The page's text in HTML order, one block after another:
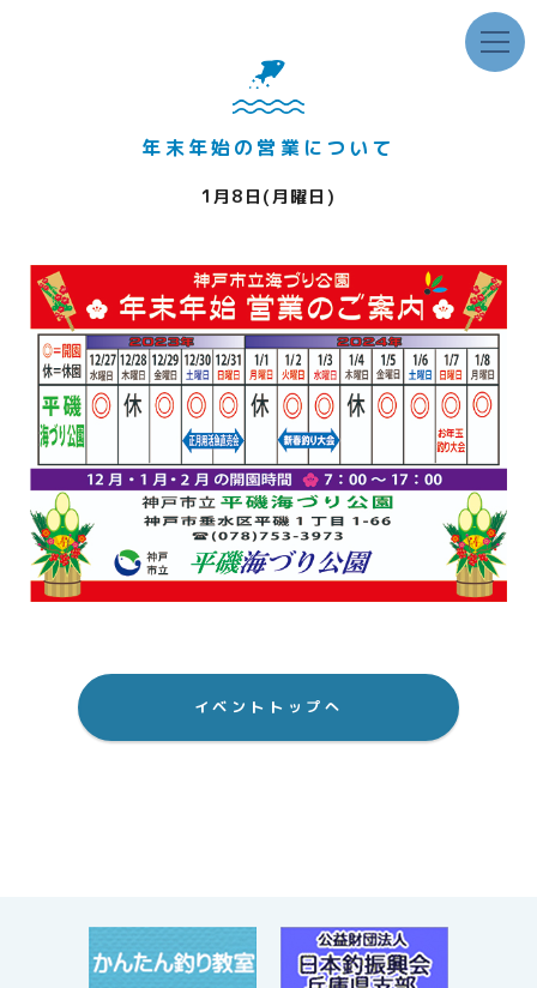
年末年始の営業について
1月8日(月曜日)
イベントトップへ